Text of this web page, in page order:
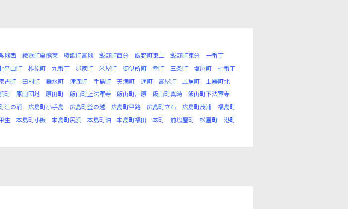
熊西 綾歌町栗熊東 綾歌町富熊 飯野町西分 飯野町東二 飯野町東分
一番丁
平山町 柞原町 九番丁 郡家町 米屋町 御供所町 幸町 三条町 塩屋町
七番丁
古町 田村町 垂水町 津森町 手島町 天満町 通町 富屋町 土居町
土器町北
町 原田団地 原田町 飯山町上法軍寺 飯山町川原 飯山町真時
飯山町下法軍寺
江の浦 広島町小手島 広島町釜の越 広島町甲路 広島町立石 広島町茂浦
福島町
生 本島町小阪 本島町尻浜 本島町泊 本島町福田 本町 前塩屋町 松屋町
港町